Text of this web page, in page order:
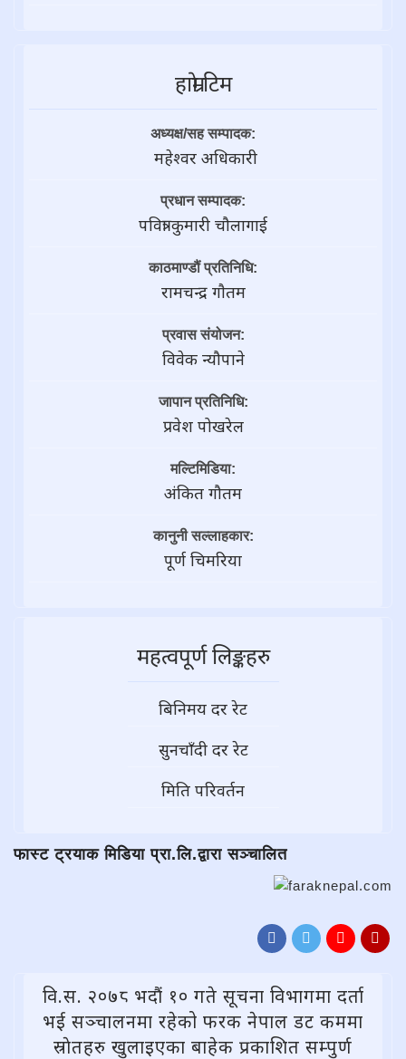
हाम्राे टिम
अध्यक्ष/सह सम्पादक:
महेश्वर अधिकारी
प्रधान सम्पादक:
पवित्रा कुमारी चौलागाई
काठमाण्डौं प्रतिनिधि:
रामचन्द्र गाैतम
प्रवास संयोजन:
विवेक न्यौपाने
जापान प्रतिनिधि:
प्रवेश पोखरेल
मल्टिमिडिया:
अंकित गौतम
कानुनी सल्लाहकार:
पूर्ण चिमरिया
महत्वपूर्ण लिङ्कहरु
बिनिमय दर रेट
सुनचाँदी दर रेट
मिति परिवर्तन
फास्ट ट्रयाक मिडिया प्रा.लि.द्वारा सञ्चालित
वि.स. २०७८ भदौं १० गते सूचना विभागमा दर्ता
भई सञ्चालनमा रहेको फरक नेपाल डट कममा
स्राेतहरु खुलाइएका बाहेक प्रकाशित सम्पुर्ण